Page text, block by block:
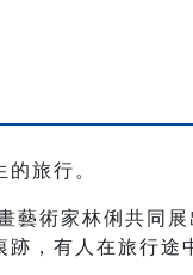
旅行。
藝術家林俐共同
，有人在旅行途